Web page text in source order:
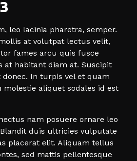
leo lacinia pharetra, semper.
at volutpat lectus velit,
fames arcu quis fusce
at habitant diam at. Suscipit
In turpis vel et quam
aliquet sodales id est
nam posuere ornare leo
duis ultricies vulputate
placerat elit. Aliquam tellus
sed mattis pellentesque